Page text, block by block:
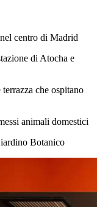
centro di Madrid
di Atocha e
che ospitano
animali domestici
Botanico